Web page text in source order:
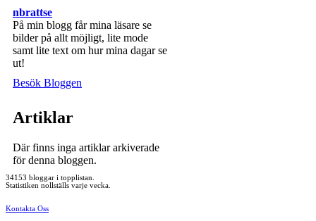
nbrattse
På min blogg får mina läsare se
bilder på allt möjligt, lite mode
samt lite text om hur mina dagar se
ut!
Besök Bloggen
Artiklar
Där finns inga artiklar arkiverade
för denna bloggen.
34153 bloggar i topplistan.
Statistiken nollställs varje vecka.
Kontakta Oss